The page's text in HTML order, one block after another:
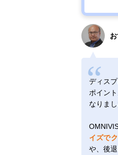
ディス
ポイン
なりまし
イズで
や、後